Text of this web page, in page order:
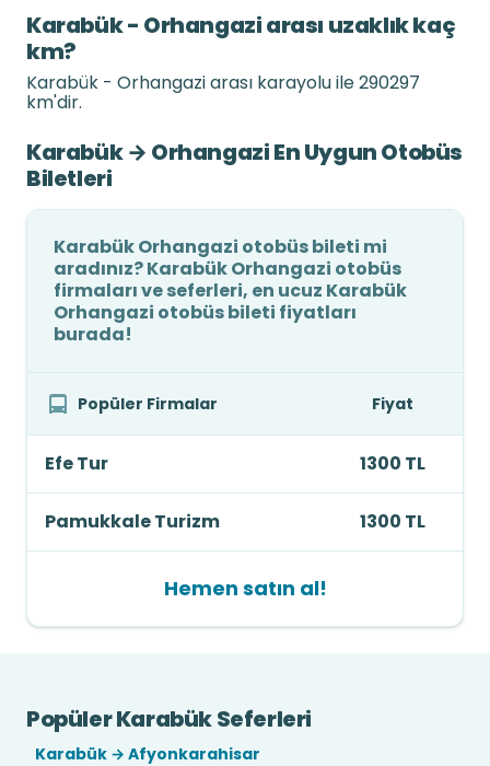
Karabük - Orhangazi arası uzaklık kaç
km?
Karabük - Orhangazi arası karayolu ile 290297
km'dir.
Karabük → Orhangazi En Uygun Otobüs
Biletleri
Karabük Orhangazi otobüs bileti mi
aradınız? Karabük Orhangazi otobüs
firmaları ve seferleri, en ucuz Karabük
Orhangazi otobüs bileti fiyatları
burada!
Popüler Firmalar Fiyat
Efe Tur 1300 TL
Pamukkale Turizm 1300 TL
Hemen satın al!
Popüler Karabük Seferleri
Karabük → Afyonkarahisar